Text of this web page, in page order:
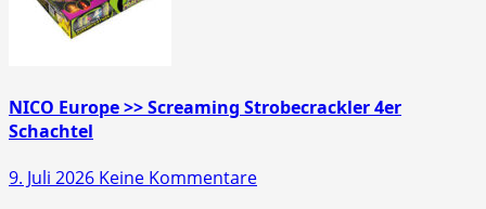
NICO Europe >> Screaming Strobecrackler 4er
Schachtel
9. Juli 2026 Keine Kommentarezu